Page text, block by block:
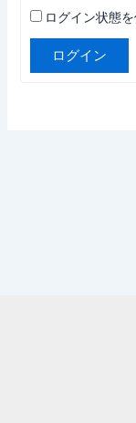
ログイン状態
ログイン